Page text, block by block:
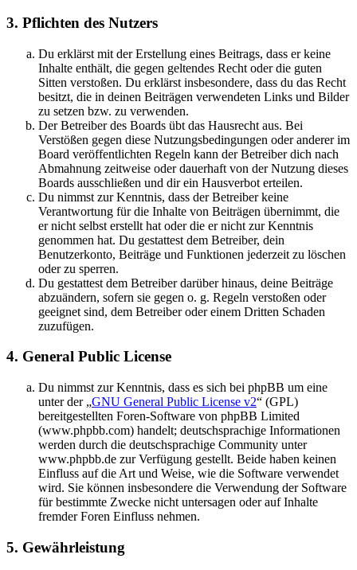
3. Pflichten des Nutzers
Du erklärst mit der Erstellung eines Beitrags, dass er keine
Inhalte enthält, die gegen geltendes Recht oder die guten
Sitten verstoßen. Du erklärst insbesondere, dass du das Recht
besitzt, die in deinen Beiträgen verwendeten Links und Bilder
zu setzen bzw. zu verwenden.
Der Betreiber des Boards übt das Hausrecht aus. Bei
Verstößen gegen diese Nutzungsbedingungen oder anderer im
Board veröffentlichten Regeln kann der Betreiber dich nach
Abmahnung zeitweise oder dauerhaft von der Nutzung dieses
Boards ausschließen und dir ein Hausverbot erteilen.
Du nimmst zur Kenntnis, dass der Betreiber keine
Verantwortung für die Inhalte von Beiträgen übernimmt, die
er nicht selbst erstellt hat oder die er nicht zur Kenntnis
genommen hat. Du gestattest dem Betreiber, dein
Benutzerkonto, Beiträge und Funktionen jederzeit zu löschen
oder zu sperren.
Du gestattest dem Betreiber darüber hinaus, deine Beiträge
abzuändern, sofern sie gegen o. g. Regeln verstoßen oder
geeignet sind, dem Betreiber oder einem Dritten Schaden
zuzufügen.
4. General Public License
Du nimmst zur Kenntnis, dass es sich bei phpBB um eine
unter der „GNU General Public License v2“ (GPL)
bereitgestellten Foren-Software von phpBB Limited
(www.phpbb.com) handelt; deutschsprachige Informationen
werden durch die deutschsprachige Community unter
www.phpbb.de zur Verfügung gestellt. Beide haben keinen
Einfluss auf die Art und Weise, wie die Software verwendet
wird. Sie können insbesondere die Verwendung der Software
für bestimmte Zwecke nicht untersagen oder auf Inhalte
fremder Foren Einfluss nehmen.
5. Gewährleistung